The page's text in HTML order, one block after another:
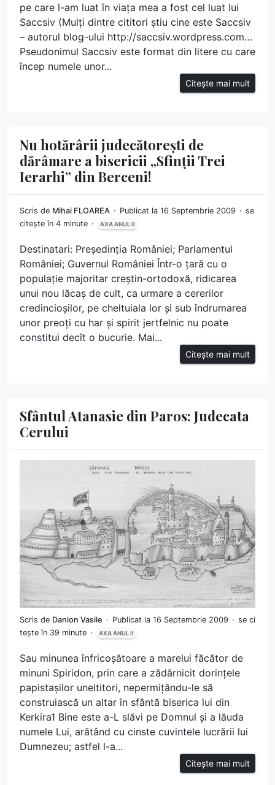
pe care l-am luat în viața mea a fost cel luat lui
Saccsiv (Mulți dintre cititori știu cine este Saccsiv
– autorul blog-ului http://saccsiv.wordpress.com…
Pseudonimul Saccsiv este format din litere cu care
încep numele unor...
Citește mai mult
Nu hotărârii judecătorești de
dărâmare a bisericii „Sfinții Trei
Ierarhi” din Berceni!
Scris de Mihai FLOAREA Publicat la 16 Septembrie 2009
se
citește în 4 minute
AXA ANUL II
Destinatari: Președinția României; Parlamentul
României; Guvernul României Într-o țară cu o
populație majoritar creștin-ortodoxă, ridicarea
unui nou lăcaș de cult, ca urmare a cererilor
credincioșilor, pe cheltuiala lor și sub îndrumarea
unor preoți cu har și spirit jertfelnic nu poate
constitui decît o bucurie. Mai...
Citește mai mult
Sfântul Atanasie din Paros: Judecata
Cerului
Scris de Danion Vasile Publicat la 16 Septembrie 2009
se ci
tește în 39 minute
AXA ANUL II
Sau minunea înfricoșătoare a marelui făcător de
minuni Spiridon, prin care a zădărnicit dorințele
papistașilor uneltitori, nepermițându-le să
construiască un altar în sfântă biserica lui din
Kerkira1 Bine este a-L slăvi pe Domnul și a lăuda
numele Lui, arătând cu cinste cuvintele lucrării lui
Dumnezeu; astfel l-a...
Citește mai mult